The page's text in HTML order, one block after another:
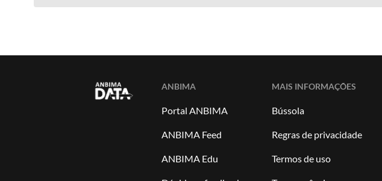
ANBIMA
Portal ANBIMA
ANBIMA Feed
ANBIMA Edu
MAIS INFORMAÇÕES
Bússola
Regras de privacidade
Termos de uso